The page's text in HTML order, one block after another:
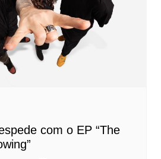
com o EP “The